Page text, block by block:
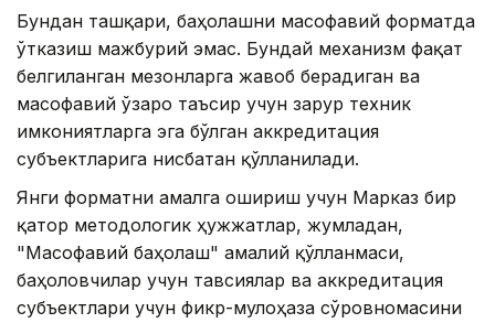
Бундан ташқари, баҳолашни масофавий форматда
ўтказиш мажбурий эмас. Бундай механизм фақат
белгиланган мезонларга жавоб берадиган ва
масофавий ўзаро таъсир учун зарур техник
имкониятларга эга бўлган аккредитация
субъектларига нисбатан қўлланилади.
Янги форматни амалга ошириш учун Марказ бир
қатор методологик ҳужжатлар, жумладан,
"Масофавий баҳолаш" амалий қўлланмаси,
баҳоловчилар учун тавсиялар ва аккредитация
субъектлари учун фикр-мулоҳаза сўровномасини